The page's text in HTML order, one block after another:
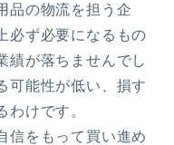
品の物流を担う企
必ず必要になるもの
績が落ちませんでし
可能性が低い、損す
わけです。
信をもって買い進め